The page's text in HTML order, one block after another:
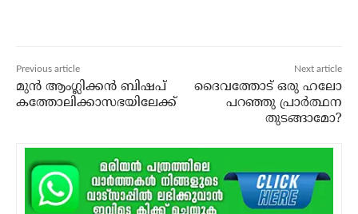
Previous article
മുന്‍ ആംഗ്ലിക്കന്‍ ബിഷപ്
കത്തോലിക്കാസഭയിലേക്ക്
Next article
ദൈവത്തോട് ഒരു ഹലോ
പറഞ്ഞു പ്രാര്‍ത്ഥന
തുടങ്ങാമോ?